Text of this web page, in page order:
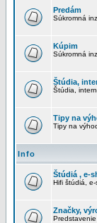
Predám
Súkromná
Kúpim
Súkromná
Štúdia,
Štúdia,
Tipy na
Tipy na
Info
Štúdiá , e-
Hifi štúdiá,
Značky,